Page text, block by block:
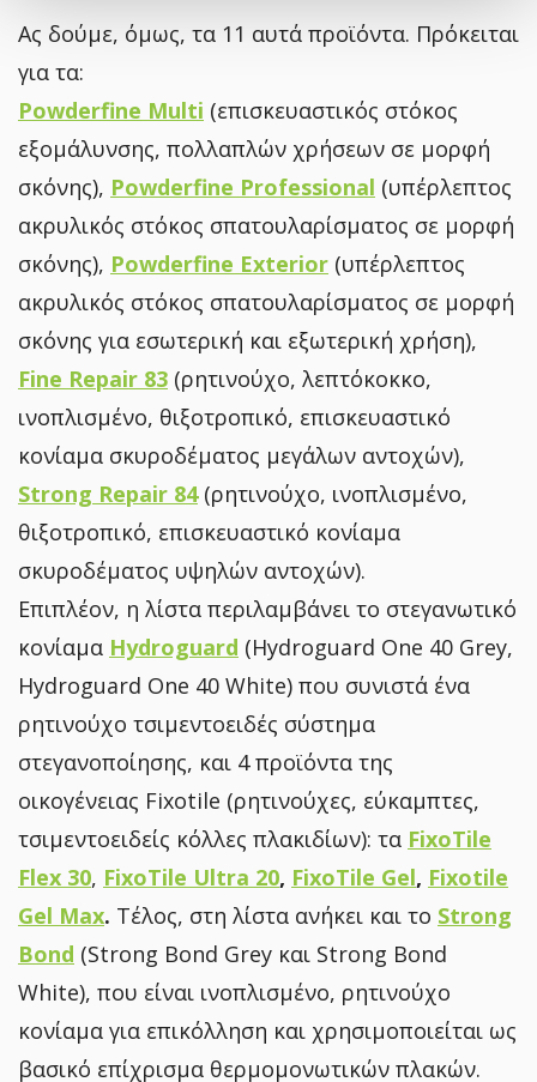
Ας δούμε, όμως, τα 11 αυτά προϊόντα. Πρόκειται
για τα:
Powderfine Multi (επισκευαστικός στόκος
εξομάλυνσης, πολλαπλών χρήσεων σε μορφή
σκόνης), Powderfine Professional (υπέρλεπτος
ακρυλικός στόκος σπατουλαρίσματος σε μορφή
σκόνης), Powderfine Exterior (υπέρλεπτος
ακρυλικός στόκος σπατουλαρίσματος σε μορφή
σκόνης για εσωτερική και εξωτερική χρήση),
Fine Repair 83 (ρητινούχο, λεπτόκοκκο,
ινοπλισμένο, θιξοτροπικό, επισκευαστικό
κονίαμα σκυροδέματος μεγάλων αντοχών),
Strong Repair 84(ρητινούχο, ινοπλισμένο,
θιξοτροπικό, επισκευαστικό κονίαμα
σκυροδέματος υψηλών αντοχών).
Επιπλέον, η λίστα περιλαμβάνει το στεγανωτικό
κονίαμα Hydroguard (Hydroguard One 40 Grey,
Hydroguard One 40 White) που συνιστά ένα
ρητινούχο τσιμεντοειδές σύστημα
στεγανοποίησης, και 4 προϊόντα της
οικογένειας Fixotile (ρητινούχες, εύκαμπτες,
τσιμεντοειδείς κόλλες πλακιδίων): τα FixoTile
Flex 30, FixoTile Ultra 20, FixoTile Gel, Fixotile
Gel Max. Τέλος, στη λίστα ανήκει και το Strong
Bond (Strong Bond Grey και Strong Bond
White), που είναι ινοπλισμένο, ρητινούχο
κονίαμα για επικόλληση και χρησιμοποιείται ως
βασικό επίχρισμα θερμομονωτικών πλακών.